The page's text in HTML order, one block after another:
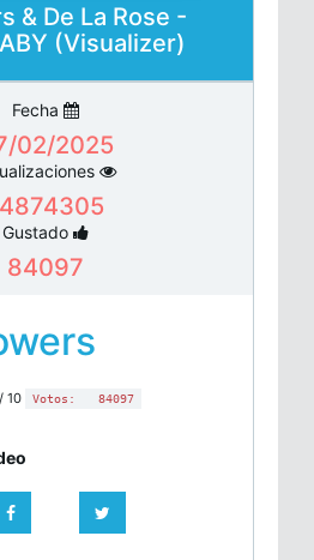
& De La Rose -
(Visualizer)
Fecha
02/2025
Gustado
84097
/ 10 Votos: 84097